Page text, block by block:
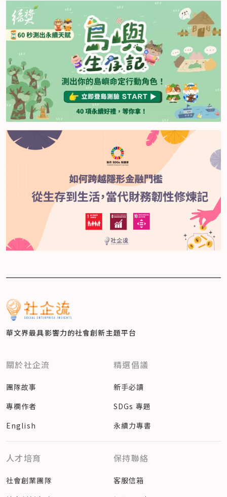
華文界最具影響力的社會創新主題平台
關於社企流
團隊故事
專欄作者
English
精選倡議
新手必讀
SDGs 專題
永續力專書
人才培育
社會創業團隊
保持聯絡
客服信箱